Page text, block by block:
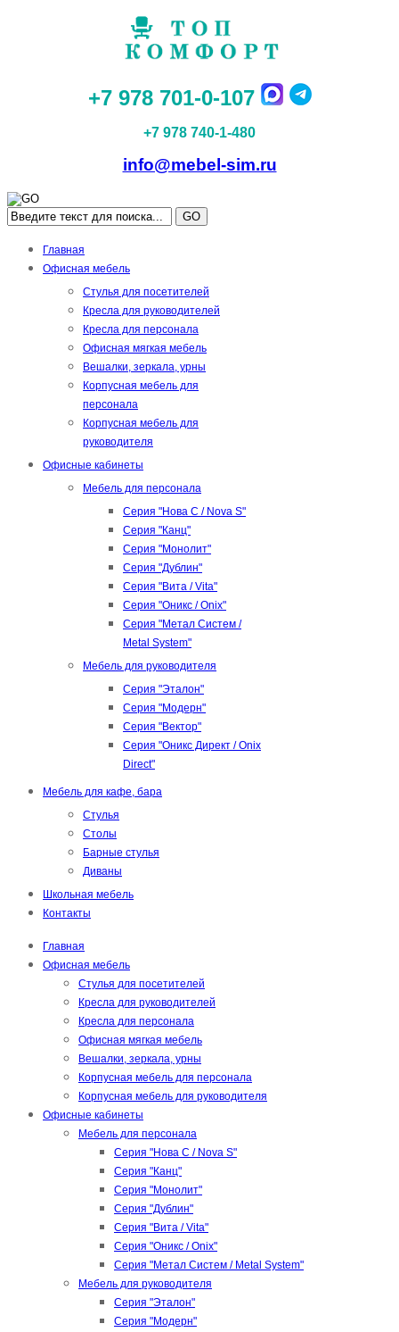
+7 978 701-0-107
+7 978 740-1-480
info@mebel-sim.ru
GO
Главная
Офисная мебель
Стулья для посетителей
Кресла для руководителей
Кресла для персонала
Офисная мягкая мебель
Вешалки, зеркала, урны
Корпусная мебель для
персонала
Корпусная мебель для
руководителя
Офисные кабинеты
Мебель для персонала
Серия "Нова С / Nova S"
Серия "Канц"
Серия "Монолит"
Серия "Дублин"
Серия "Вита / Vita"
Серия "Оникс / Onix"
Серия "Метал Систем /
Metal System"
Мебель для руководителя
Серия "Эталон"
Серия "Модерн"
Серия "Вектор"
Серия "Оникс Директ / Onix
Direct"
Мебель для кафе, бара
Стулья
Столы
Барные стулья
Диваны
Школьная мебель
Контакты
Главная
Офисная мебель
Стулья для посетителей
Кресла для руководителей
Кресла для персонала
Офисная мягкая мебель
Вешалки, зеркала, урны
Корпусная мебель для персонала
Корпусная мебель для руководителя
Офисные кабинеты
Мебель для персонала
Серия "Нова С / Nova S"
Серия "Канц"
Серия "Монолит"
Серия "Дублин"
Серия "Вита / Vita"
Серия "Оникс / Onix"
Серия "Метал Систем / Metal System"
Мебель для руководителя
Серия "Эталон"
Серия "Модерн"